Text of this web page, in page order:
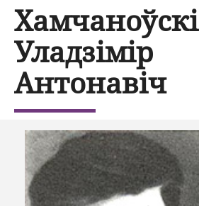
Хамчаноўскі
Уладзімір
Антонавіч